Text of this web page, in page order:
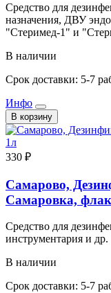
Средство для
назначения, ДВУ
"Стеримед-1" и
В наличии
Срок доставки: 5-7
Инфо
В корзину
330 ₽
Самарово,
Самаровка,
Средство для
инструментария и др.
В наличии
Срок доставки: 5-7